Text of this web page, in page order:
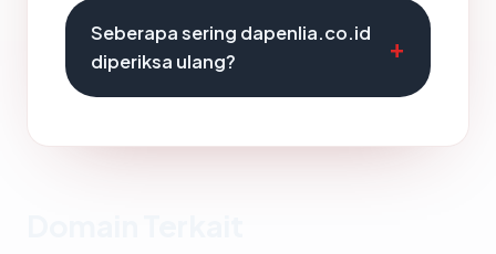
Seberapa sering dapenlia.co.id
diperiksa ulang?